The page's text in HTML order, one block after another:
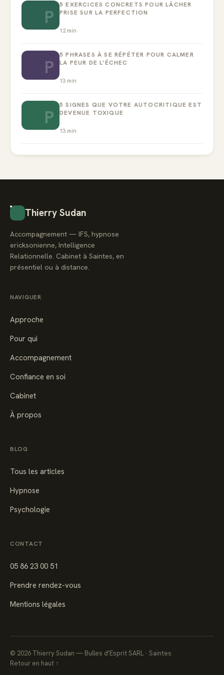
P
5 EXERCICES CONCRETS POUR LÂCHER
PRISE SUR LA PERFECTION
12min
P
5 PHRASES À SE RÉPÉTER POUR CALMER
LA PEUR DE L’ÉCHEC
13 min
P
5 SIGNES QUE VOTRE AUTOCRITIQUE EST
DEVENUE TOXIQUE
13 min
Thierry Sudan
Accompagnement — IFS, hypnose
ericksonienne, Intelligence
Relationnelle. Cabinet à Saintes, en
présentiel ou à distance.
NAVIGUER
Approche
Pour qui
Accompagnement
Confiance en soi
Cabinet
À propos
BLOG
Tous les articles
Hypnose
Psychologie
CONTACT
05 86 23 00 51
Prendre rendez-vous
Mentions légales
© 2026 Thierry Sudan — Bulles d'Esprit SARL · Saintes
Retour en haut ↑